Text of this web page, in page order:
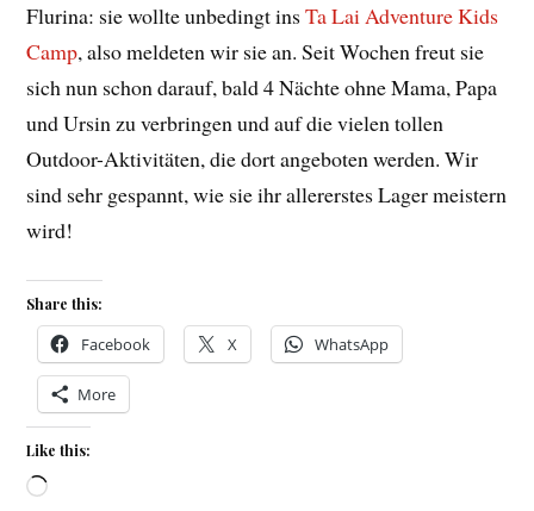
Flurina: sie wollte unbedingt insTa Lai Adventure Kids
Camp, also meldeten wir sie an. Seit Wochen freut sie
sich nun schon darauf, bald 4 Nächte ohne Mama, Papa
und Ursin zu verbringen und auf die vielen tollen
Outdoor-Aktivitäten, die dort angeboten werden. Wir
sind sehr gespannt, wie sie ihr allererstes Lager meistern
wird!
Share this:
Facebook X WhatsApp
More
Like this:
Loading…